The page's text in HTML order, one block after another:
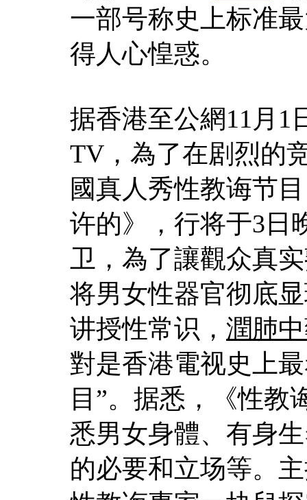
一部号称史上标准
得人心惶惑。
据香港至公網11月1
TV，為了在剧烈的
國真人秀性教诲节
许的》，行将于3日
卫，為了讓觀众真
将男女性器官彻底
讲授性常识， 潤肺
對是香港電视史上
目”。据悉，《性教
悉男女身體、有身
的必要和立场等。